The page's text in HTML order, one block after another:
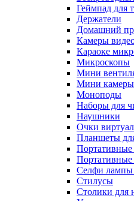
Геймпад для
Держатели
Домашний
Камеры
Караоке
Микроскопы
Мини
Мини камеры
Моноподы
Наборы для
Наушники
Очки
Планшеты
Портативные
Селфи лампы
Стилусы
Столики для